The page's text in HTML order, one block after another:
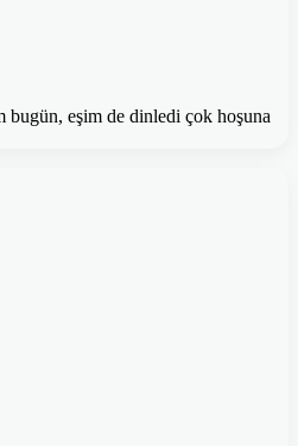
bugün, eşim de dinledi çok hoşuna